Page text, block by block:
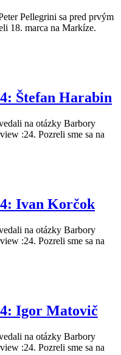
Pellegrini sa pred prvým
18. marca na Markíze.
Štefan Harabin
na otázky Barbory
:24. Pozreli sme sa na
Ivan Korčok
na otázky Barbory
:24. Pozreli sme sa na
Igor Matovič
na otázky Barbory
:24. Pozreli sme sa na